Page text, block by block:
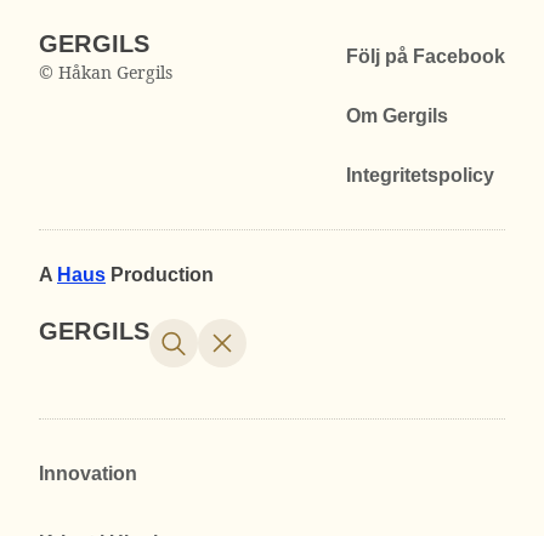
GERGILS
© Håkan Gergils
Följ på Facebook
Om Gergils
Integritetspolicy
A Haus Production
GERGILS
Innovation